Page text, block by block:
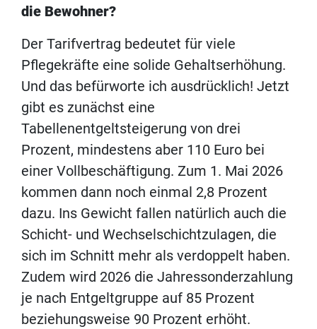
die Bewohner?
Der Tarifvertrag bedeutet für viele
Pflegekräfte eine solide Gehaltserhöhung.
Und das befürworte ich ausdrücklich! Jetzt
gibt es zunächst eine
Tabellenentgeltsteigerung von drei
Prozent, mindestens aber 110 Euro bei
einer Vollbeschäftigung. Zum 1. Mai 2026
kommen dann noch einmal 2,8 Prozent
dazu. Ins Gewicht fallen natürlich auch die
Schicht- und Wechselschichtzulagen, die
sich im Schnitt mehr als verdoppelt haben.
Zudem wird 2026 die Jahressonderzahlung
je nach Entgeltgruppe auf 85 Prozent
beziehungsweise 90 Prozent erhöht.